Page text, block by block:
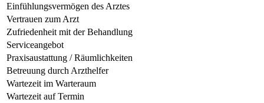
Einfühlungsvermögen des Arztes
Vertrauen zum Arzt
Zufriedenheit mit der Behandlung
Serviceangebot
Praxisaustattung / Räumlichkeiten
Betreuung durch Arzthelfer
Wartezeit im Warteraum
Wartezeit auf Termin